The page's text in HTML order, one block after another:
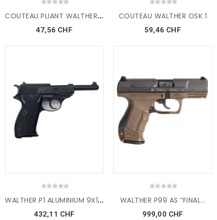
C
OUTEAU PLIANT WALTHER ERK
47,56 CHF
COUTEAU WALTHER OSK 1
59,46 CHF
W
ALTHER P1 ALUMINIUM 9X19mm...
432,11 CHF
WALTHER P99 AS “FINAL...
999,00 CHF